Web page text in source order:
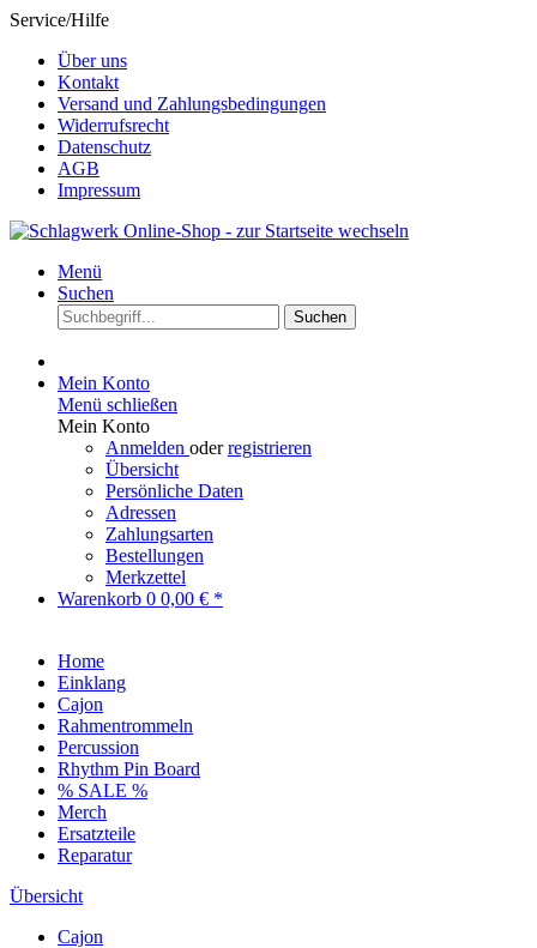
Service/Hilfe
Über uns
Kontakt
Versand und Zahlungsbedingungen
Widerrufsrecht
Datenschutz
AGB
Impressum
Menü
Suchen
Suchen
Mein Konto
Menü schließen
Mein Konto
Anmelden oderregistrieren
Übersicht
Persönliche Daten
Adressen
Zahlungsarten
Bestellungen
Merkzettel
Warenkorb 0 0,00 € *
Home
Einklang
Cajon
Rahmentrommeln
Percussion
Rhythm Pin Board
% SALE %
Merch
Ersatzteile
Reparatur
Übersicht
Cajon